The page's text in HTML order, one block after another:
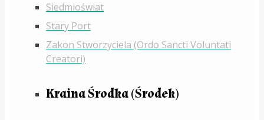
Siedmioświat
Stary Port
Zakon Stworzyciela (Ordo Sancti Voluntati
Creatori)
Kraina Środka (Środek)